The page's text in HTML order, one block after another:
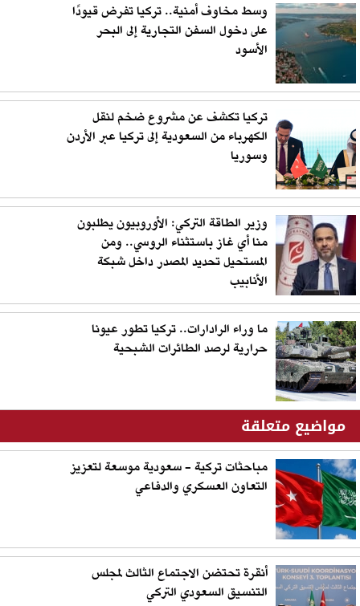
وسط مخاوف أمنية.. تركيا تفرض قيودًا
على دخول السفن التجارية إلى البحر
الأسود
تركيا تكشف عن مشروع ضخم لنقل
الكهرباء من السعودية إلى تركيا عبر الأردن
وسوريا
وزير الطاقة التركي: الأوروبيون يطلبون
منا أي غاز باستثناء الروسي.. ومن
المستحيل تحديد المصدر داخل شبكة
الأنابيب
ما وراء الرادارات.. تركيا تطور عيونا
حرارية لرصد الطائرات الشبحية
مواضيع متعلقة
مباحثات تركية - سعودية موسعة لتعزيز
التعاون العسكري والدفاعي
أنقرة تحتضن الاجتماع الثالث لمجلس
التنسيق السعودي التركي